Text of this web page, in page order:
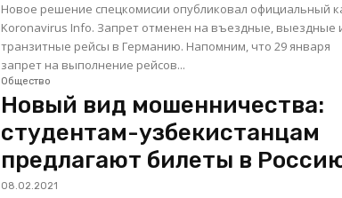
Новое решение спецкомисии опубликовал официальный
Koronavirus Info. Запрет отменен на въездные, выездные
транзитные рейсы в Германию. Напомним, что 29 января
запрет на выполнение рейсов...
Общество
Новый вид мошенничества:
студентам-узбекистанцам
предлагают билеты в
08.02.2021